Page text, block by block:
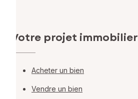
Votre projet immobilier
Acheter un bien
Vendre un bien